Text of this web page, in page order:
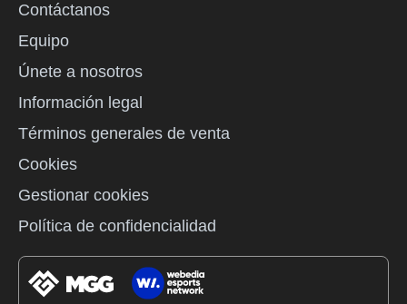
Contáctanos
Equipo
Únete a nosotros
Información legal
Términos generales de venta
Cookies
Gestionar cookies
Política de confidencialidad